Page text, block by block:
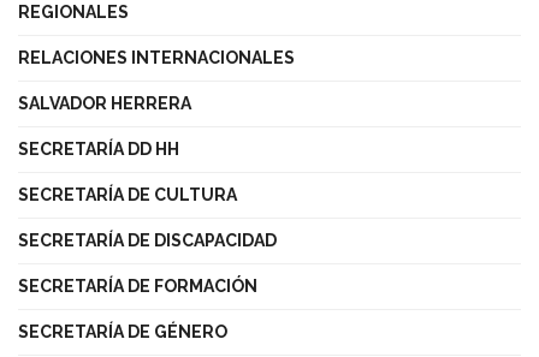
REGIONALES
RELACIONES INTERNACIONALES
SALVADOR HERRERA
SECRETARÍA DD HH
SECRETARÍA DE CULTURA
SECRETARÍA DE DISCAPACIDAD
SECRETARÍA DE FORMACIÓN
SECRETARÍA DE GÉNERO